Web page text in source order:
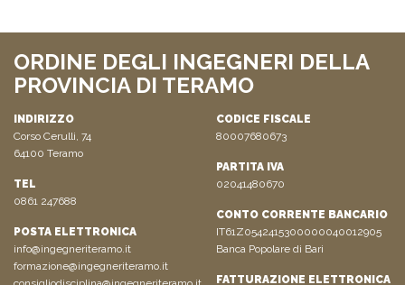
ORDINE DEGLI INGEGNERI DELLA
PROVINCIA DI TERAMO
INDIRIZZO
Corso Cerulli, 74
64100 Teramo
TEL
0861 247688
POSTA ELETTRONICA
info@ingegneriteramo.it
formazione@ingegneriteramo.it
CODICE FISCALE
80007680673
PARTITA IVA
02041480670
CONTO CORRENTE BANCARIO
IT61Z0542415300000040012905
Banca Popolare di Bari
FATTURAZIONE ELETTRONICA